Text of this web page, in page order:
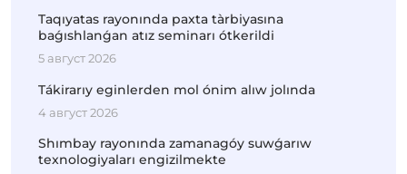
Taqıyatas rayonında paxta tàrbiyasına
baǵıshlanǵan atız seminarı ótkerildi
5 август 2026
Tákirarıy eginlerden mol ónim alıw jolında
4 август 2026
Shımbay rayonında zamanagóy suwǵarıw
texnologiyaları engizilmekte